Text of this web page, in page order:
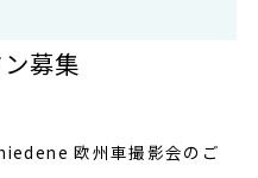
募集
欧州車撮影会のご